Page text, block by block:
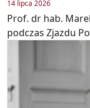
14 lipca 2026
Prof. dr hab.
podczas Zjazdu